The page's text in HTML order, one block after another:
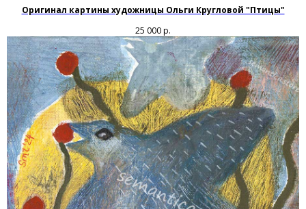
Оригинал картины художницы Ольги Кругловой "Птицы"
25 000р.